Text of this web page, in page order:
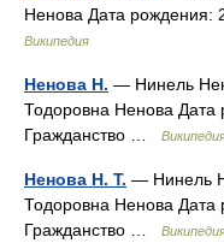
Ненова Дата рождения:
Википедия
Ненова Н. — Нинель
Тодоровна Ненова
Гражданство …
Ненова Н. Т. — Нинель
Тодоровна Ненова
Гражданство …